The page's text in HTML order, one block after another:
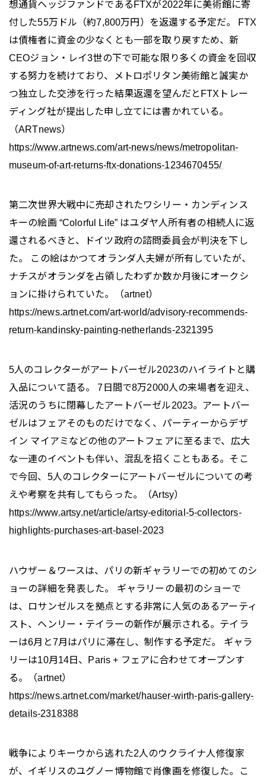
想通貨ヘッジファンドであるFTXが2022年に美術館に寄
付した55万ドル（約7,800万円）を返還する予定だ。 FTX
は債権者に資金の少なくとも一部を取り戻すため、新
CEOジョン・レイ3世の下で可能な限り多くの資金を回収
する努力を続けており、メトロポリタン美術館と誠実か
つ独立した交渉を行った結果返還を望んだとFTXトレー
ディング社が提出した申し立てには書かれている。
（ARTnews）
https://www.artnews.com/art-news/news/metropolitan-
museum-of-art-returns-ftx-donations-1234670455/
第二次世界大戦中に売却されたワシリー・カンディンス
キーの絵画 “Colorful Life” はユダヤ人所有者の相続人に返
還されるべきと、ドイツ政府の諮問委員会が判決を下し
た。 この絵はかつてオランダ人夫婦が所有していたが、
ナチスがオランダを占領したわずか数か月後にオークシ
ョンに掛けられていた。（artnet）
https://news.artnet.com/art-world/advisory-recommends-
return-kandinsky-painting-netherlands-2321395
5人のコレクターがアートバーゼル2023のハイライトと購
入品について語る。 7日間で8万2000人の来場者を迎え、
活況のうちに閉幕したアートバーゼル2023。アートバー
ゼルはフェアそのものだけでなく、パーティーからデザ
イン マイアミなどの他のアートフェアに至るまで、広大
な一連のイベントも伴い、混乱を招くこともある。そこ
で今回、5人のコレクターにアートバーゼルについての考
えや考察を共有してもらった。（Artsy）
https://www.artsy.net/article/artsy-editorial-5-collectors-
highlights-purchases-art-basel-2023
ハウザー＆ワースは、パリの新ギャラリーでの初めてのシ
ョーの詳細を発表した。 ギャラリーの最初のショーで
は、ロサンゼルスを拠点とする非常に人気のあるアーティ
スト、ヘンリー・テイラーの新作が展示される。テイラ
ーは6月と7月はパリに滞在し、制作する予定だ。 ギャラ
リーは10月14日、Paris + フェアに合わせてオープンす
る。（artnet）
https://news.artnet.com/market/hauser-wirth-paris-gallery-
details-2318388
戦争によりキーウから逃れた2人のウクライナ人修復家
が、イギリスのユグノー博物館で肖像画を修復した。こ